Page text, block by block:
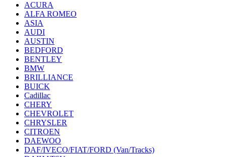
ACURA
ALFA ROMEO
ASIA
AUDI
AUSTIN
BEDFORD
BENTLEY
BMW
BRILLIANCE
BUICK
Cadillac
CHERY
CHEVROLET
CHRYSLER
CITROEN
DAEWOO
DAF/IVECO/FIAT/FORD (Van/Tracks)